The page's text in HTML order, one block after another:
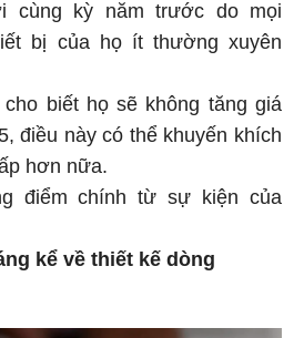
cùng kỳ năm trước do mọi
bị của họ ít thường xuyên
biết họ sẽ không tăng giá
điều này có thể khuyến khích
hơn nữa.
điểm chính từ sự kiện của
kể về thiết kế dòng